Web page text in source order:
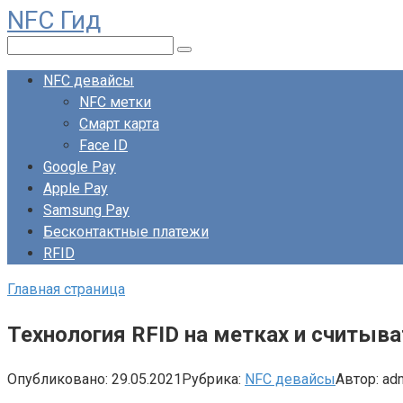
Перейти
к
контенту
NFC Гид
NFC девайсы
NFC метки
Смарт карта
Face ID
Google Pay
Apple Pay
Samsung Pay
Бесконтактные платежи
RFID
Главная страница
Технология RFID на метках и
Опубликовано: 29.05.2021Рубрика: NFC девайсыАвтор: